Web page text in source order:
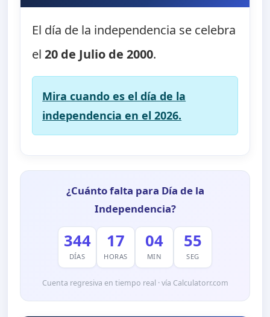
El día de la independencia se celebra
el20 de Julio de 2000.
Mira cuando es el día de la
independencia en el 2026.
¿Cuánto falta para Día de la
Independencia?
344
DÍAS
17
HORAS
04
MIN
54
SEG
Cuenta regresiva en tiempo real · vía Calculatorr.com